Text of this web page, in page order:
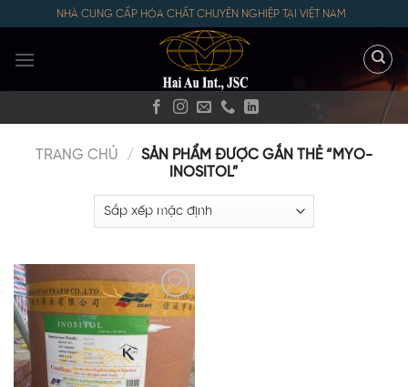
content
NHÀ CUNG CẤP HÓA CHẤT CHUYÊN NGHIỆP TẠI VIỆT NAM
TRANG CHỦ / SẢN PHẨM ĐƯỢC GẮN THẺ “MYO-
INOSITOL”